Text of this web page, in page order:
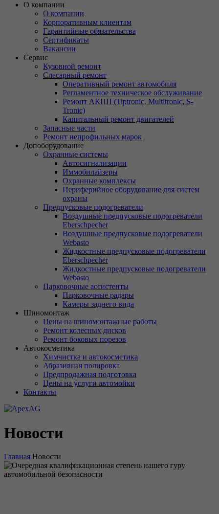
О компании
О компании
Корпоративным клиентам
Гарантийные обязательства
Сертификаты
Вакансии
Сервис
Кузовной ремонт
Слесарный ремонт
Оперативный ремонт автомобиля
Регламентное техническое обслуживание
Ремонт АКПП (Tiptronic, Multitronic, S-
Tronic)
Капитальный ремонт двигателей
Запасные части
Ремонт непрофильных марок
Допоборудование
Охранные системы
Автосигнализации
Иммобилайзеры
Охранные комплексы
Периферийное оборудование для систем
охраны
Предпусковые подогреватели
Воздушные предпусковые подогреватели
Eberschpecher
Воздушные предпусковые подогреватели
Webasto
Жидкостные предпусковые подогреватели
Eberschpecher
Жидкостные предпусковые подогреватели
Webasto
Парковочные ассистенты
Парковочные радары
Камеры заднего вида
Шиномонтаж
Цены на шиномонтажные работы
Ремонт колесных дисков
Ремонт боковых порезов
Автокосметика
Химчистка и автокосметика
Абразивная полировка
Предпродажная подготовка
Цены на услуги автомойки
Контакты
Новости
Главная Новости